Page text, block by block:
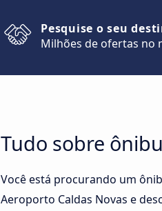
Pesquise o seu
Milhões de ofertas no
Tudo sobre
Você está procurando um
Aeroporto Caldas Novas e